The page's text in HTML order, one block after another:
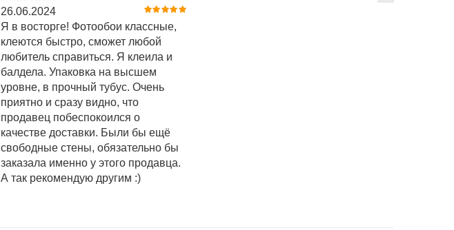
26.06.2024
Я в восторге! Фотообои классные,
клеются быстро, сможет любой
любитель справиться. Я клеила и
балдела. Упаковка на высшем
уровне, в прочный тубус. Очень
приятно и сразу видно, что
продавец побеспокоился о
качестве доставки. Были бы ещё
свободные стены, обязательно бы
заказала именно у этого продавца.
А так рекомендую другим :)